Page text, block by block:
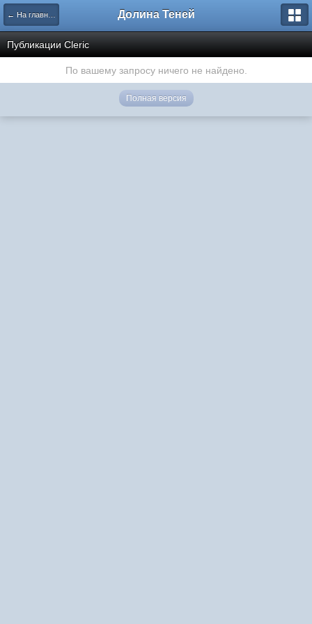
← На главную Долина Теней
Публикации Cleric
По вашему запросу ничего не найдено.
Полная версия